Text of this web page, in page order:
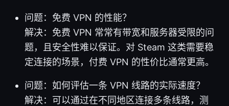
问题：免费 VPN 的性能？
解决：免费 VPN 常常有带宽和服务器受限的问
题，且安全性难以保证。对 Steam 这类需要稳
定连接的场景，付费 VPN 的性价比通常更高。
问题：如何评估一条 VPN 线路的实际速度？
解决：可以通过在不同地区连接多条线路，测